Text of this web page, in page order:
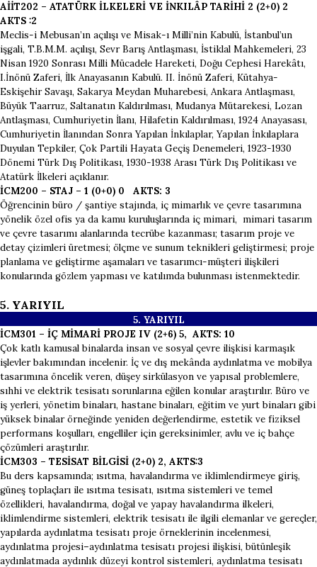
AİİT202 – ATATÜRK İLKELERİ VE İNKILÂP TARİHİ 2 (2+0) 2
AKTS :2
Meclis-i Mebusan’ın açılışı ve Misak-ı Milli’nin Kabulü, İstanbul’un
işgali, T.B.M.M. açılışı, Sevr Barış Antlaşması, İstiklal Mahkemeleri, 23
Nisan 1920 Sonrası Milli Mücadele Hareketi, Doğu Cephesi Harekâtı,
I.İnönü Zaferi, İlk Anayasanın Kabulü. II. İnönü Zaferi, Kütahya-
Eskişehir Savaşı, Sakarya Meydan Muharebesi, Ankara Antlaşması,
Büyük Taarruz, Saltanatın Kaldırılması, Mudanya Mütarekesi, Lozan
Antlaşması, Cumhuriyetin İlanı, Hilafetin Kaldırılması, 1924 Anayasası,
Cumhuriyetin İlanından Sonra Yapılan İnkılaplar, Yapılan İnkılaplara
Duyulan Tepkiler, Çok Partili Hayata Geçiş Denemeleri, 1923-1930
Dönemi Türk Dış Politikası, 1930-1938 Arası Türk Dış Politikası ve
Atatürk İlkeleri açıklanır.
İCM200 – STAJ – 1 (0+0) 0 AKTS: 3
Öğrencinin büro / şantiye stajında, iç mimarlık ve çevre tasarımına
yönelik özel ofis ya da kamu kuruluşlarında iç mimari, mimari tasarım
ve çevre tasarımı alanlarında tecrübe kazanması; tasarım proje ve
detay çizimleri üretmesi; ölçme ve sunum teknikleri geliştirmesi; proje
planlama ve geliştirme aşamaları ve tasarımcı-müşteri ilişkileri
konularında gözlem yapması ve katılımda bulunması istenmektedir.
5. YARIYIL
5. YARIYIL
İCM301 – İÇ MİMARİ PROJE IV (2+6) 5, AKTS: 10
Çok katlı kamusal binalarda insan ve sosyal çevre ilişkisi karmaşık
işlevler bakımından incelenir. İç ve dış mekânda aydınlatma ve mobilya
tasarımına öncelik veren, düşey sirkülasyon ve yapısal problemlere,
sıhhi ve elektrik tesisatı sorunlarına eğilen konular araştırılır. Büro ve
iş yerleri, yönetim binaları, hastane binaları, eğitim ve yurt binaları gibi
yüksek binalar örneğinde yeniden değerlendirme, estetik ve fiziksel
performans koşulları, engelliler için gereksinimler, avlu ve iç bahçe
çözümleri araştırılır.
İCM303 – TESİSAT BİLGİSİ (2+0) 2, AKTS:3
Bu ders kapsamında; ısıtma, havalandırma ve iklimlendirmeye giriş,
güneş toplaçları ile ısıtma tesisatı, ısıtma sistemleri ve temel
özellikleri, havalandırma, doğal ve yapay havalandırma ilkeleri,
iklimlendirme sistemleri, elektrik tesisatı ile ilgili elemanlar ve gereçler,
yapılarda aydınlatma tesisatı proje örneklerinin incelenmesi,
aydınlatma projesi–aydınlatma tesisatı projesi ilişkisi, bütünleşik
aydınlatmada aydınlık düzeyi kontrol sistemleri, aydınlatma tesisatı